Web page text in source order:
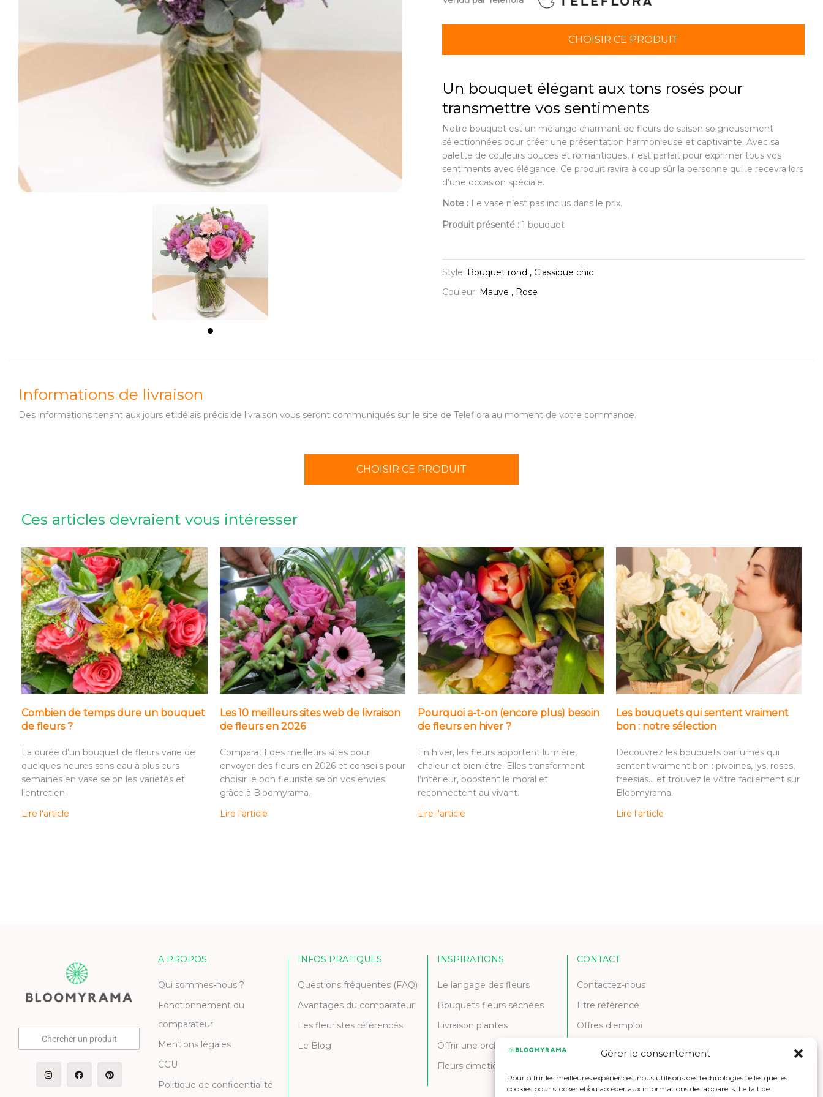
Gérer le consentement
Pour offrir les meilleures expériences, nous utilisons des technologies telles que les
cookies pour stocker et/ou accéder aux informations des appareils. Le fait de
CHOISIR CE PRODUIT
Un bouquet élégant aux tons rosés pour
transmettre vos sentiments
Notre bouquet est un mélange charmant de fleurs de saison soigneusement
sélectionnées pour créer une présentation harmonieuse et captivante. Avec sa
palette de couleurs douces et romantiques, il est parfait pour exprimer tous vos
sentiments avec élégance. Ce produit ravira à coup sûr la personne qui le recevra lors
d’une occasion spéciale.
Note : Le vase n’est pas inclus dans le prix.
Produit présenté : 1 bouquet
Style: Bouquet rond , Classique chic
Couleur: Mauve , Rose
Informations de livraison
Des informations tenant aux jours et délais précis de livraison vous seront communiqués sur le site de Teleflora au moment de votre commande.
CHOISIR CE PRODUIT
Ces articles devraient vous intéresser
Combien de temps dure un bouquet
de fleurs ?
La durée d’un bouquet de fleurs varie de
quelques heures sans eau à plusieurs
semaines en vase selon les variétés et
l’entretien.
Lire l'article
Les 10 meilleurs sites web de livraison
de fleurs en 2026
Comparatif des meilleurs sites pour
envoyer des fleurs en 2026 et conseils pour
choisir le bon fleuriste selon vos envies
grâce à Bloomyrama.
Lire l'article
Pourquoi a-t-on (encore plus) besoin
de fleurs en hiver ?
En hiver, les fleurs apportent lumière,
chaleur et bien-être. Elles transforment
l’intérieur, boostent le moral et
reconnectent au vivant.
Lire l'article
Les bouquets qui sentent vraiment
bon : notre sélection
Découvrez les bouquets parfumés qui
sentent vraiment bon : pivoines, lys, roses,
freesias… et trouvez le vôtre facilement sur
Bloomyrama.
Lire l'article
Chercher un produit
A PROPOS
Qui sommes-nous ?
Fonctionnement du
comparateur
Mentions légales
CGU
Politique de confidentialité
INFOS PRATIQUES
Questions fréquentes (FAQ)
Avantages du comparateur
Les fleuristes référencés
Le Blog
INSPIRATIONS
Le langage des fleurs
Bouquets fleurs séchées
Livraison plantes
Offrir une orchidée
Fleurs cimetière et deuil
CONTACT
Contactez-nous
Etre référencé
Offres d'emploi